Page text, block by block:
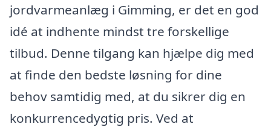
jordvarmeanlæg i Gimming, er det en god
idé at indhente mindst tre forskellige
tilbud. Denne tilgang kan hjælpe dig med
at finde den bedste løsning for dine
behov samtidig med, at du sikrer dig en
konkurrencedygtig pris. Ved at